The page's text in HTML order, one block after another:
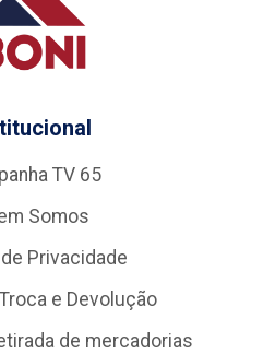
TV 65
Somos
Privacidade
e Devolução
de mercadorias